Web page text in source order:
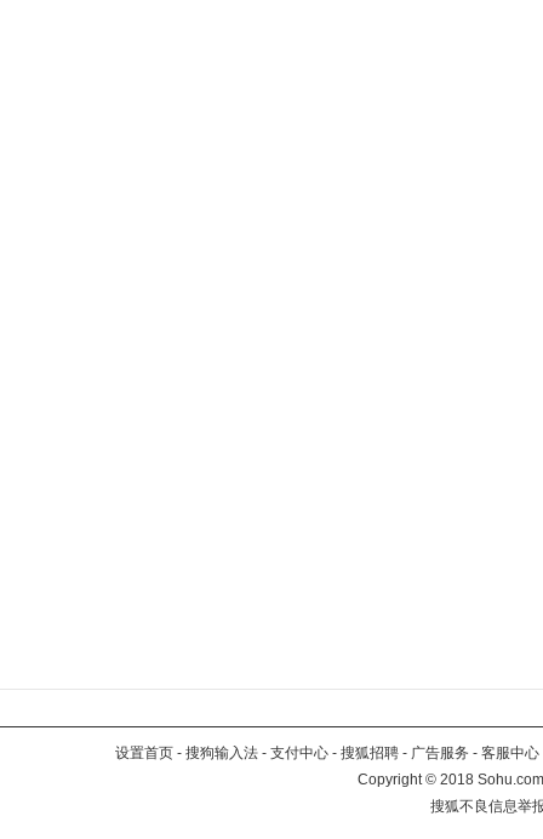
设置首页 - 搜狗输入法 - 支付中心 - 搜狐招聘 - 广告服务 - 客服中心
Copyright©2018
搜狐不良信息举